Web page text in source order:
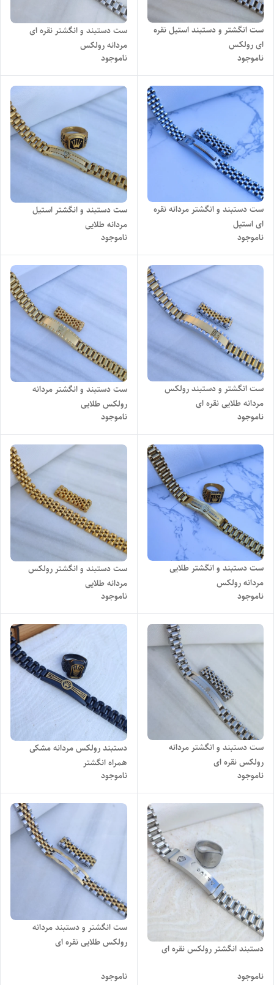
ست انگشتر و دستبند استیل نقره
ای رولکس
ناموجود
ست دستبند و انگشتر نقره ای
مردانه رولکس
ناموجود
ست دستبند و انگشتر مردانه نقره
ای استیل
ناموجود
ست دستبند و انگشتر استیل
مردانه طلایی
ناموجود
ست انگشتر و دستبند رولکس
مردانه طلایی نقره ای
ناموجود
ست دستبند و انگشتر مردانه
رولکس طلایی
ناموجود
ست دستبند و انگشتر طلایی
مردانه رولکس
ناموجود
ست دستبند و انگشتر رولکس
مردانه طلایی
ناموجود
ست دستبند و انگشتر مردانه
رولکس نقره ای
ناموجود
دستبند رولکس مردانه مشکی
همراه انگشتر
ناموجود
دستبند انگشتر رولکس نقره ای
ناموجود
ست انگشتر و دستبند مردانه
رولکس طلایی نقره ای
ناموجود